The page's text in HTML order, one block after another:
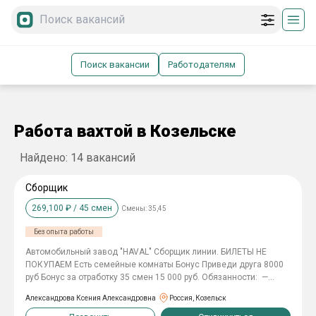
Поиск вакансии Работодателям
Работа вахтой в Козельске
Найдено: 14 вакансий
Сборщик
269,100 ₽ / 45 смен Смены:35,45
Без опыта работы
Автомобильный завод "HAVAL" Cборщик линии. БИЛЕТЫ НЕ
ПОКУПАЕМ Есть семейные комнаты Бонус Приведи друга 8000
руб Бонус за отработку 35 смен 15 000 руб. Обязанности: —
соответствии с технологическим процессом; — Комплектовать
Александрова Ксения Александровна Россия, Козельск